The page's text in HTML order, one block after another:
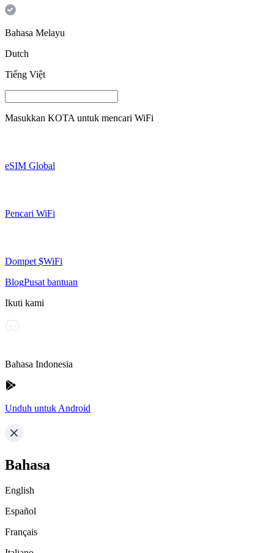
Bahasa Melayu
Dutch
Tiếng Việt
Masukkan KOTA untuk mencari WiFi
eSIM Global
Pencari WiFi
Dompet $WiFi
BlogPusat bantuan
Ikuti kami
Bahasa Indonesia
Unduh untuk Android
Bahasa
English
Español
Français